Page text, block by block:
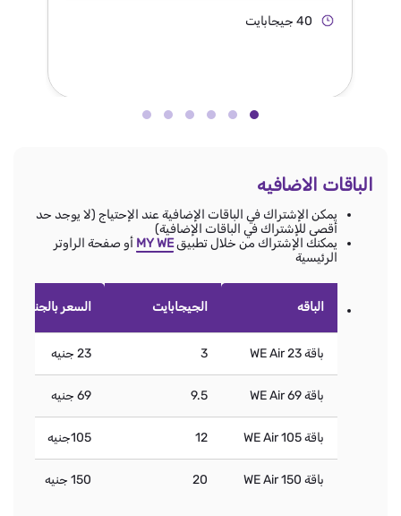
40 جيجابايت
الباقات الاضافيه
يمكن الإشتراك في الباقات الإضافية عند الإحتياج (لا يوجد حد
أقصى للإشتراك في الباقات الإضافية)
يمكنك الإشتراك من خلال تطبيقMY WE أو صفحة الراوتر
الرئيسية
الباقه الجيجابايت السعر بالجنيه
باقة WE Air 23 3 23 جنيه
باقة WE Air 69 9.5 69 جنيه
باقة WE Air 105 12 105جنيه
باقة WE Air 150 20 150 جنيه